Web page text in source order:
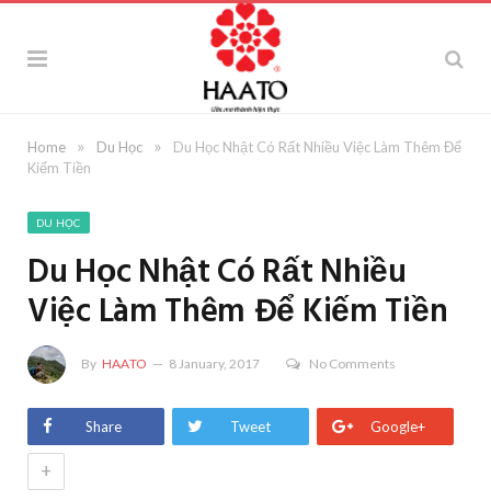
Home » Du Học »
Du Học Nhật Có Rất Nhiều Việc Làm Thêm Để
Kiếm Tiền
DU HỌC
Du Học Nhật Có Rất Nhiều
Việc Làm Thêm Để Kiếm Tiền
By HAATO 8 January, 2017 No Comments
Share Tweet Google+
+